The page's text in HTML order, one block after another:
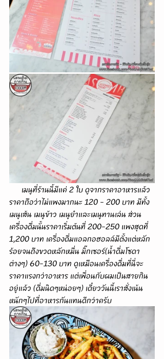
ราคาถือว่าไม่แพงมากนะ 120 - 200 บาท มีทั้ง
เมนูเส้น เมนูข้าว เมนูยำและเมนูทานเล่น ส่วน
เครื่องดื่มนั้นราคาเริ่มต้นที่ 200-250 แพงสุดที่
1,200 บาท เครื่องดื่มแอลกอฮอลล์มีตั้งแต่หลัก
ร้อยจนถึงขวดหลักหมื่น มิ๊กเซอร์(น้ำดื่มโซดา
ต่างๆ) 60-130 บาท ดูเหมือนเครื่องดื่มที่นี่จะ
ราคาแรงกว่าอาหาร แต่เพื่อนกับผมเป็นสายกิน
อยู่แล้ว (ดื่มนิดๆหน่อยๆ) เดี๋ยววันนี้เราสั่งเน้น
หนักๆไปที่อาหารกันแทนดีกว่าครับ